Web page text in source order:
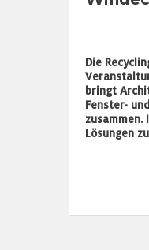
Die
bringt
Fenster-
Lösungen